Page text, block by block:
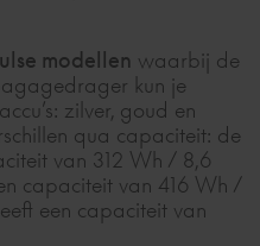
wat je kunt doen
modellen waarbij de
kun je
zilver, goud en
qua capaciteit: de
van 312 Wh / 8,6
capaciteit van 416 Wh /
een capaciteit van